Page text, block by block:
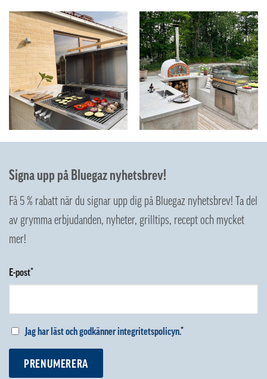
Signa upp på Bluegaz nyhetsbrev!
Få 5 % rabatt när du signar upp dig på Bluegaz nyhetsbrev! Ta del
av grymma erbjudanden, nyheter, grilltips, recept och mycket
mer!
E-post*
Jag har läst och godkänner integritetspolicyn.*
PRENUMERERA